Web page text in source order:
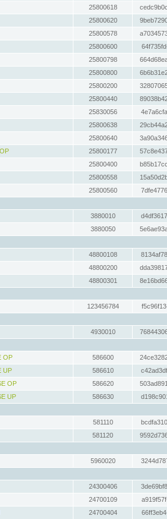
25800618
25800620
25800578
25800600
25800798
25800800
25800200
25800440
25830056
25800638
25800640
25800177
25800400
25800558
25800560
3880010
3880050
48800108
48800200
48800301
123456784
4930010
OP
586600
UP
586610
OP
586620
UP
586630
581110
581120
5960020
24300406
24700109
24700404